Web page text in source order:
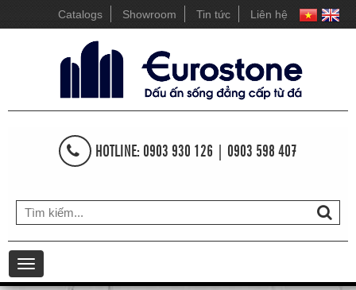
Catalogs Showroom Tin tức Liên hệ
HOTLINE: 0903 930 126 | 0903 598 407
Toggle
navigation